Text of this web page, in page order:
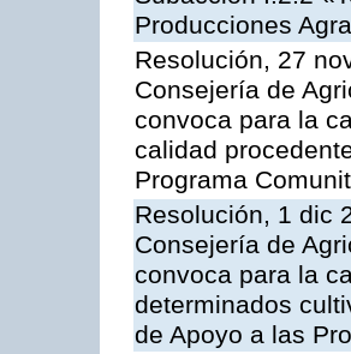
Producciones
Resolución, 27
Consejería de
convoca para la
calidad
Programa
Resolución, 1 dic
Consejería de
convoca para la
determinados
de Apoyo a las